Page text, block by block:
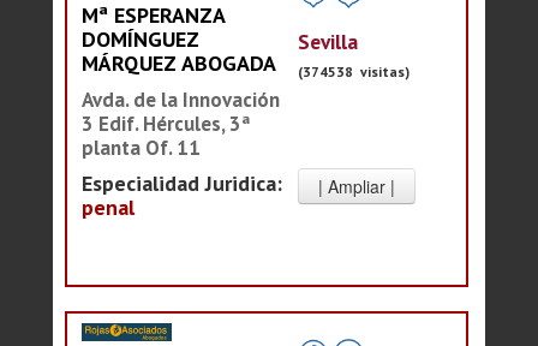
Mª ESPERANZA
DOMÍNGUEZ
MÁRQUEZ ABOGADA
Avda. de la Innovación
3 Edif. Hércules, 3ª
planta Of. 11
Especialidad Juridica:
penal
Sevilla
(374538 visitas)